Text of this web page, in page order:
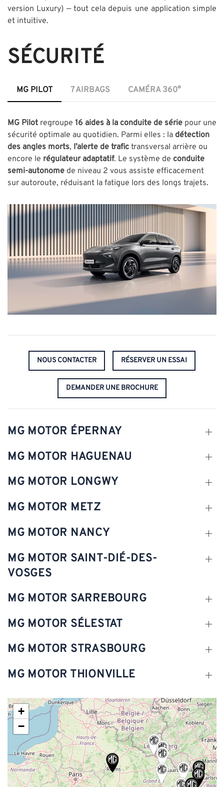
version Luxury) — tout cela depuis une application simple
et intuitive.
SÉCURITÉ
MG PILOT 7 AIRBAGS CAMÉRA 360°
MG Pilot regroupe 16 aides à la conduite de série pour une
sécurité optimale au quotidien. Parmi elles : la détection
des angles morts, l’alerte de trafic transversal arrière ou
encore le régulateur adaptatif. Le système de conduite
semi-autonome de niveau 2 vous assiste efficacement
sur autoroute, réduisant la fatigue lors des longs trajets.
NOUS CONTACTER RÉSERVER UN ESSAI
DEMANDER UNE BROCHURE
MG MOTOR ÉPERNAY
MG MOTOR HAGUENAU
MG MOTOR LONGWY
MG MOTOR METZ
MG MOTOR NANCY
MG MOTOR SAINT-DIÉ-DES-
VOSGES
MG MOTOR SARREBOURG
MG MOTOR SÉLESTAT
MG MOTOR STRASBOURG
MG MOTOR THIONVILLE
+
−